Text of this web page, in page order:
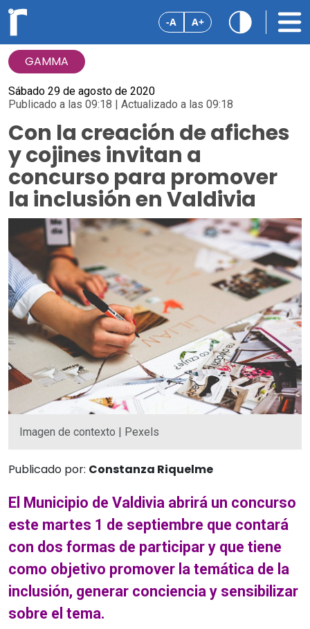
-A A+
GAMMA
Sábado 29 de agosto de 2020
Publicado a las 09:18 | Actualizado a las 09:18
Con la creación de afiches
y cojines invitan a
concurso para promover
la inclusión en Valdivia
Imagen de contexto | Pexels
Publicado por: Constanza Riquelme
El Municipio de Valdivia abrirá un concurso
este martes 1 de septiembre que contará
con dos formas de participar y que tiene
como objetivo promover la temática de la
inclusión, generar conciencia y sensibilizar
sobre el tema.